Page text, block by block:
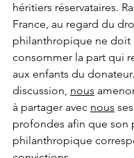
héritiers réservataires.
France, au regard du
philanthropique ne doit
consommer la part qui
aux enfants du
discussion, nous
à partager avec nous
profondes afin que son
philanthropique